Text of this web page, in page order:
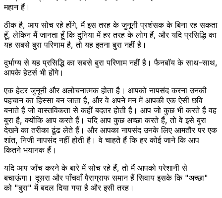
महान हैं।
ठीक है, आप सोच रहे होंगे, मैं इस तरह के जुनूनी प्रशंसक के बिना रह सकता
हूँ, लेकिन मैं जानता हूँ कि दुनिया में हर तरह के लोग हैं, और यदि प्रसिद्धि का
यह सबसे बुरा परिणाम है, तो यह इतना बुरा नहीं है।
दुर्भाग्य से यह प्रसिद्धि का सबसे बुरा परिणाम नहीं है। फैनबॉय के साथ-साथ,
आपके हेटर्स भी होंगे।
एक हेटर जुनूनी और अलोचनात्मक होता है। आपको नापसंद करना उनकी
पहचान का हिस्सा बन जाता है, और वे अपने मन में आपकी एक ऐसी छवि
बनाते हैं जो वास्तविकता से कहीं बदतर होती है। आप जो कुछ भी करते हैं वह
बुरा है, क्योंकि आप करते हैं। यदि आप कुछ अच्छा करते हैं, तो वे इसे बुरा
देखने का तरीका ढूंढ लेते हैं। और आपका नापसंद उनके लिए आमतौर पर एक
शांत, निजी नापसंद नहीं होती है। वे चाहते हैं कि हर कोई जाने कि आप
कितने भयानक हैं।
यदि आप जाँच करने के बारे में सोच रहे हैं, तो मैं आपको परेशानी से
बचाऊंगा। दूसरा और पाँचवाँ पैराग्राफ समान हैं सिवाय इसके कि "अच्छा"
को "बुरा" में बदल दिया गया है और इसी तरह।